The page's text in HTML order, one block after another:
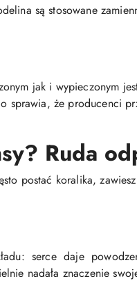
są stosowane
jak i wypieczonym
że producenci
Ruda
postać koralika,
serce daje
nadała znaczenie